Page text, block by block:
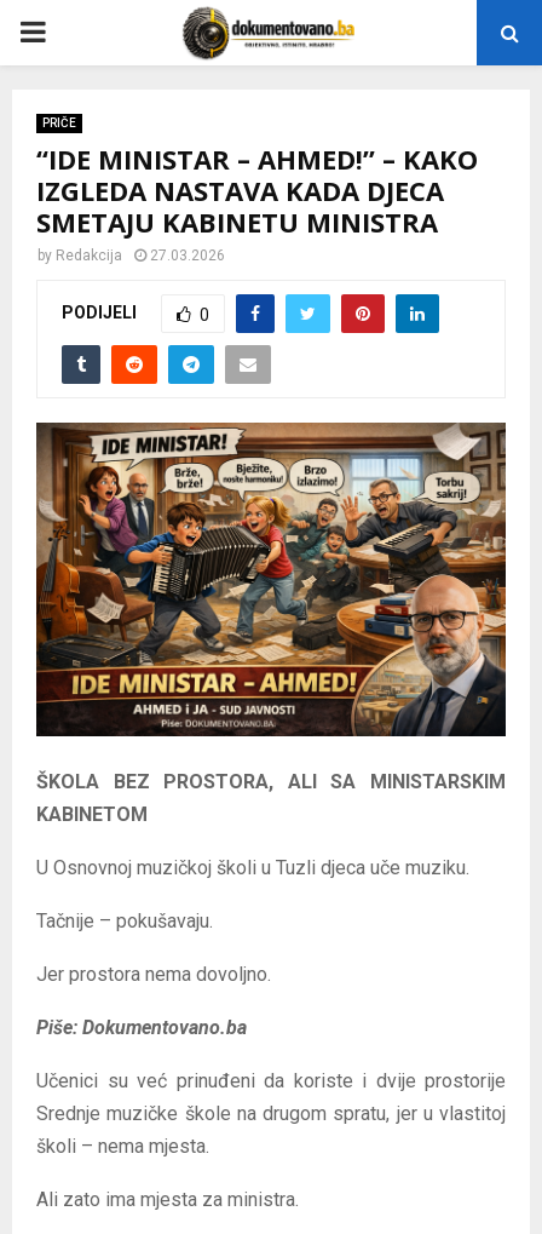
P
M
Y
M
N
PRIČE
“IDE MINISTAR – AHMED!” – KAKO
IZGLEDA NASTAVA KADA DJECA
SMETAJU KABINETU MINISTRA
by Redakcija 27.03.2026
PODIJELI 0
ŠKOLA BEZ PROSTORA, ALI SA MINISTARSKIM
KABINETOM
U Osnovnoj muzičkoj školi u Tuzli djeca uče muziku.
Tačnije – pokušavaju.
Jer prostora nema dovoljno.
Piše: Dokumentovano.ba
Učenici su već prinuđeni da koriste i dvije prostorije
Srednje muzičke škole na drugom spratu, jer u vlastitoj
školi – nema mjesta.
Ali zato ima mjesta za ministra.